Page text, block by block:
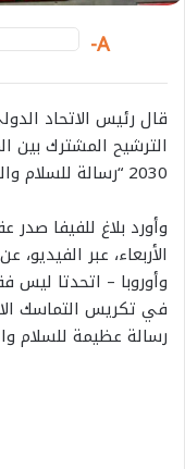
A-
قال رئيس الاتحاد
الترشيح المشترك بين
2030 “رسالة للسلام والتسامح والاندماج”.
وأورد بلاغ للفيفا
الأربعاء، عبر الفيديو،
وأوروبا – اتحدتا
في تكريس التماسك
رسالة عظيمة للسلام